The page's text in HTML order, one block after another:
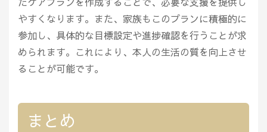
やすくなります。また、家族もこのプランに積極的に
参加し、具体的な目標設定や進捗確認を行うことが求
められます。これにより、本人の生活の質を向上させ
ることが可能です。
まとめ